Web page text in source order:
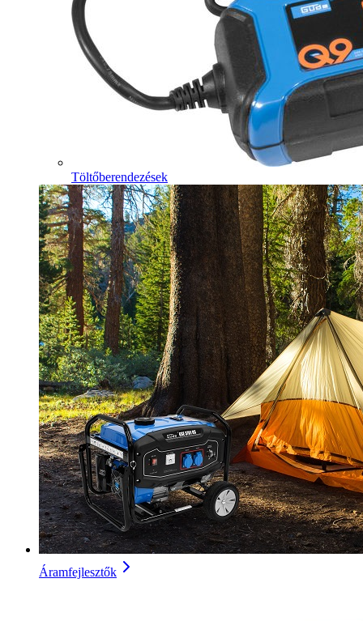
Töltőberendezések
Áramfejlesztők